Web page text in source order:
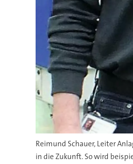
Reimund Schauer, Leiter
in die Zukunft. So wird